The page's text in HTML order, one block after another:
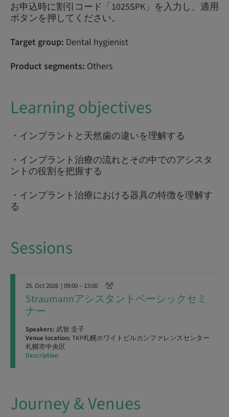
お申込時に割引コード「1025SPK」を入力し、適用
ボタンを押してください。
Target group: Dental hygienist
Product segments: Others
Learning objectives
・インプラントと天然歯の違いを理解する
・インプラント治療の流れとその中でのアシスタ
ントの役割を把握する
・インプラント治療における器具の特徴を理解す
る
Sessions
25. Oct 2026 | 09:00 – 13:00
Straumannアシスタントベーシックセミ
ナー
Speakers: 武智 圭子
Venue location: TKP札幌ホワイトビルカンファレンスセンター
札幌市中央区
Description
Journey & Venues